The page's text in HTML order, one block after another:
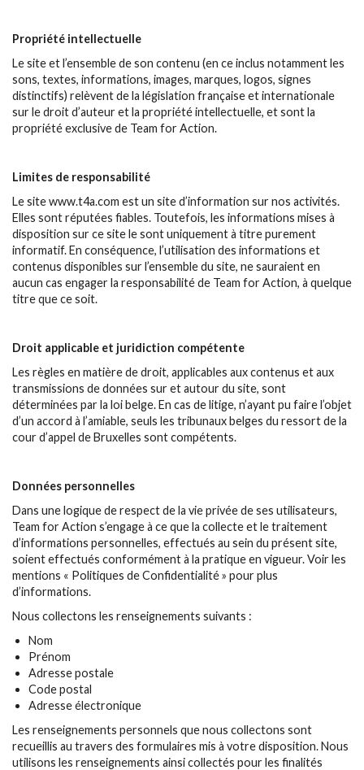
Propriété intellectuelle
Le site et l’ensemble de son contenu (en ce inclus notamment les
sons, textes, informations, images, marques, logos, signes
distinctifs) relèvent de la législation française et internationale
sur le droit d’auteur et la propriété intellectuelle, et sont la
propriété exclusive de Team for Action.
Limites de responsabilité
Le site www.t4a.com est un site d’information sur nos activités.
Elles sont réputées fiables. Toutefois, les informations mises à
disposition sur ce site le sont uniquement à titre purement
informatif. En conséquence, l’utilisation des informations et
contenus disponibles sur l’ensemble du site, ne sauraient en
aucun cas engager la responsabilité de Team for Action, à quelque
titre que ce soit.
Droit applicable et juridiction compétente
Les règles en matière de droit, applicables aux contenus et aux
transmissions de données sur et autour du site, sont
déterminées par la loi belge. En cas de litige, n’ayant pu faire l’objet
d’un accord à l’amiable, seuls les tribunaux belges du ressort de la
cour d’appel de Bruxelles sont compétents.
Données personnelles
Dans une logique de respect de la vie privée de ses utilisateurs,
Team for Action s’engage à ce que la collecte et le traitement
d’informations personnelles, effectués au sein du présent site,
soient effectués conformément à la pratique en vigueur. Voir les
mentions « Politiques de Confidentialité » pour plus
d’informations.
Nous collectons les renseignements suivants :
Nom
Prénom
Adresse postale
Code postal
Adresse électronique
Les renseignements personnels que nous collectons sont
recueillis au travers des formulaires mis à votre disposition. Nous
utilisons les renseignements ainsi collectés pour les finalités